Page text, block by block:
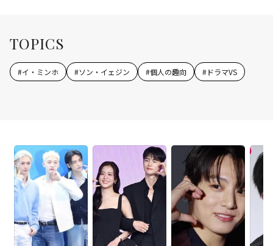
TOPICS
#イ・ミンホ #ソン・イェジン #個人の趣向 #ドラマVS